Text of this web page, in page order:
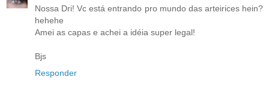
Nossa Dri! Vc está entrando pro mundo das arteirices hein?
hehehe
Amei as capas e achei a idéia super legal!
Bjs
Responder